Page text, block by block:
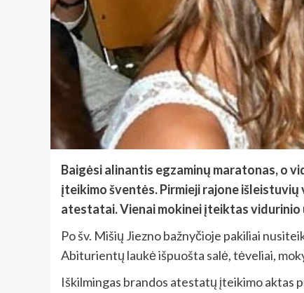
Baigėsi alinantis egzaminų maratonas, o
įteikimo šventės. Pirmieji rajone
atestatai.Vienai mokinei įteiktas vidurinio
Po šv. Mišių Jiezno bažnyčioje pakiliai
Abiturientų laukė išpuošta salė, tėveliai,
Iškilmingas brandos atestatų įteikimo aktas